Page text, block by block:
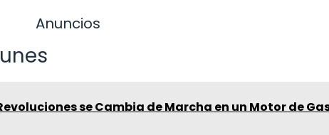
Anuncios
se Cambia de Marcha en un Motor de